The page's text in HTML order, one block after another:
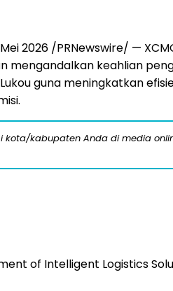
Mei 2026 /PRNewswire/ —
mengandalkan keahlian
guna meningkatkan
kota/kabupaten Anda di media
of Intelligent Logistics